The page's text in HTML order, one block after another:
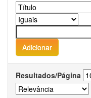
Resultados/Página